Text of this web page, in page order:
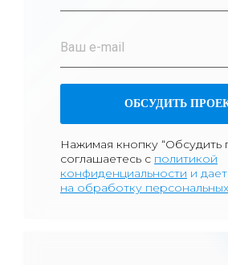
ОБСУДИТЬ
Нажимая кнопку “Обсудить
соглашаетесь с политикой
конфиденциальности и
на обработку